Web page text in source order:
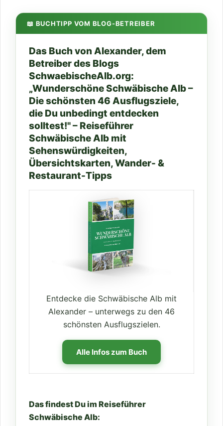
📖 BUCHTIPP VOM BLOG-BETREIBER
Das Buch von Alexander, dem
Betreiber des Blogs
SchwaebischeAlb.org:
„Wunderschöne Schwäbische Alb –
Die schönsten 46 Ausflugsziele,
die Du unbedingt entdecken
solltest!" – Reiseführer
Schwäbische Alb mit
Sehenswürdigkeiten,
Übersichtskarten, Wander- &
Restaurant-Tipps
Entdecke die Schwäbische Alb mit
Alexander – unterwegs zu den 46
schönsten Ausflugszielen.
Alle Infos zum Buch
Das findest Du im Reiseführer
Schwäbische Alb: